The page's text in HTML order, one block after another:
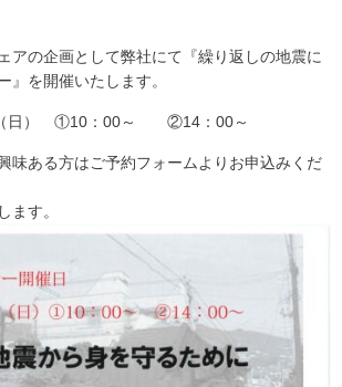
アの企画として弊社にて『繰り返しの地震に
』を開催いたします。
（日） ①10：00～ ②14：00～
味ある方はご予約フォームよりお申込みくだ
ます。